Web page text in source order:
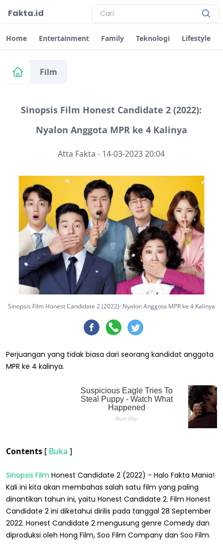
Fakta.id
Home Entertainment Family Teknologi Lifestyle
Film
Sinopsis Film Honest Candidate 2 (2022):
Nyalon Anggota MPR ke 4 Kalinya
Atta Fakta - 14-03-2023 20:04
Sinopsis Film Honest Candidate 2 (2022): Nyalon Anggota MPR ke 4 Kalinya
Perjuangan yang tidak biasa dari seorang kandidat anggota
MPR ke 4 kalinya.
Contents [ Buka ]
Sinopsis Film Honest Candidate 2 (2022) - Halo Fakta Mania!
Kali ini kita akan membahas salah satu film yang paling
dinantikan tahun ini, yaitu Honest Candidate 2. Film Honest
Candidate 2 ini diketahui dirilis pada tanggal 28 September
2022. Honest Candidate 2 mengusung genre Comedy dan
diproduksi oleh Hong Film, Soo Film Company dan Soo Film.